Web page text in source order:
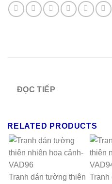
ĐỌC TIẾP
RELATED PRODUCTS
Tranh dán tường thiên Tranh